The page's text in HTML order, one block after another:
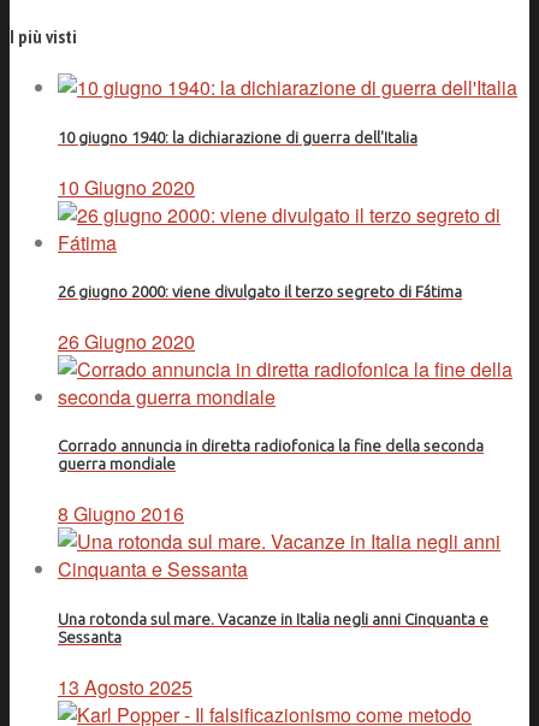
I più visti
10 giugno 1940: la dichiarazione di guerra dell'Italia
10 Giugno 2020
26 giugno 2000: viene divulgato il terzo segreto di Fátima
26 Giugno 2020
Corrado annuncia in diretta radiofonica la fine della seconda
guerra mondiale
8 Giugno 2016
Una rotonda sul mare. Vacanze in Italia negli anni Cinquanta e
Sessanta
13 Agosto 2025